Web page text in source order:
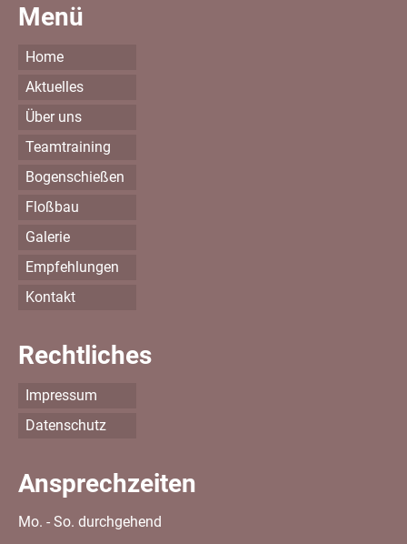
Menü
Home
Aktuelles
Über uns
Teamtraining
Bogenschießen
Floßbau
Galerie
Empfehlungen
Kontakt
Rechtliches
Impressum
Datenschutz
Ansprechzeiten
Mo. - So. durchgehend